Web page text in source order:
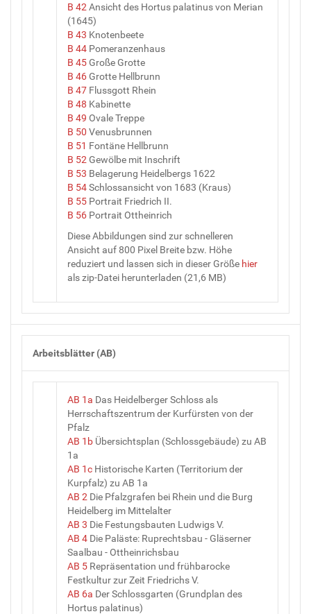
B 42 Ansicht des Hortus palatinus von Merian
(1645)
B 43 Knotenbeete
B 44 Pomeranzenhaus
B 45Große Grotte
B 46Grotte Hellbrunn
B 47 Flussgott Rhein
B 48 Kabinette
B 49 Ovale Treppe
B 50 Venusbrunnen
B 51 Fontäne Hellbrunn
B 52 Gewölbe mit Inschrift
B 53 Belagerung Heidelbergs 1622
B 54Schlossansicht von 1683 (Kraus)
B 55 Portrait Friedrich II.
B 56 Portrait Ottheinrich
Diese Abbildungen sind zur schnelleren
Ansicht auf 800 Pixel Breite bzw. Höhe
reduziert und lassen sich in dieser Größe hier
als zip-Datei herunterladen (21,6 MB)
Arbeitsblätter (AB)
AB 1a Das Heidelberger Schloss als
Herrschaftszentrum der Kurfürsten von der
Pfalz
AB 1b Übersichtsplan (Schlossgebäude) zu AB
1a
AB 1c Historische Karten (Territorium der
Kurpfalz) zu AB 1a
AB 2 Die Pfalzgrafen bei Rhein und die Burg
Heidelberg im Mittelalter
AB 3 Die Festungsbauten Ludwigs V.
AB 4 Die Paläste: Ruprechtsbau - Gläserner
Saalbau - Ottheinrichsbau
AB 5 Repräsentation und frühbarocke
Festkultur zur Zeit Friedrichs V.
AB 6a Der Schlossgarten (Grundplan des
Hortus palatinus)